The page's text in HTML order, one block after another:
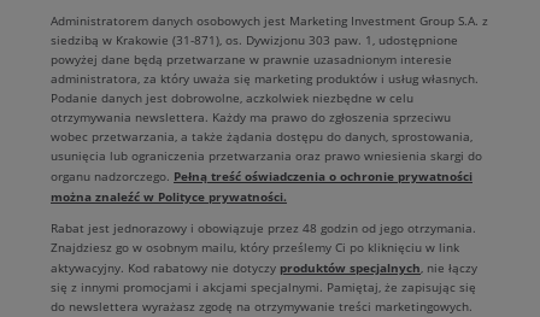
Administratorem danych osobowych jest Marketing Investment Group S.A. z
siedzibą w Krakowie (31-871), os. Dywizjonu 303 paw. 1, udostępnione
powyżej dane będą przetwarzane w prawnie uzasadnionym interesie
administratora, za który uważa się marketing produktów i usług własnych.
Podanie danych jest dobrowolne, aczkolwiek niezbędne w celu
otrzymywania newslettera. Każdy ma prawo do zgłoszenia sprzeciwu
wobec przetwarzania, a także żądania dostępu do danych, sprostowania,
usunięcia lub ograniczenia przetwarzania oraz prawo wniesienia skargi do
organu nadzorczego. Pełną treść oświadczenia o ochronie prywatności
można znaleźć w Polityce prywatności.
Rabat jest jednorazowy i obowiązuje przez 48 godzin od jego otrzymania.
Znajdziesz go w osobnym mailu, który prześlemy Ci po kliknięciu w link
aktywacyjny. Kod rabatowy nie dotyczy produktów specjalnych, nie łączy
się z innymi promocjami i akcjami specjalnymi. Pamiętaj, że zapisując się
do newslettera wyrażasz zgodę na otrzymywanie treści marketingowych.